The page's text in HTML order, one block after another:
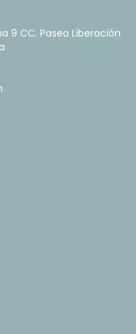
9 CC. Paseo Liberación